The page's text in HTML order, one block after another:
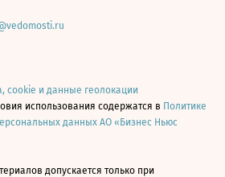
cookie и данные геолокации
использования содержатся в Политике
данных АО «Бизнес Ньюс
допускается только при